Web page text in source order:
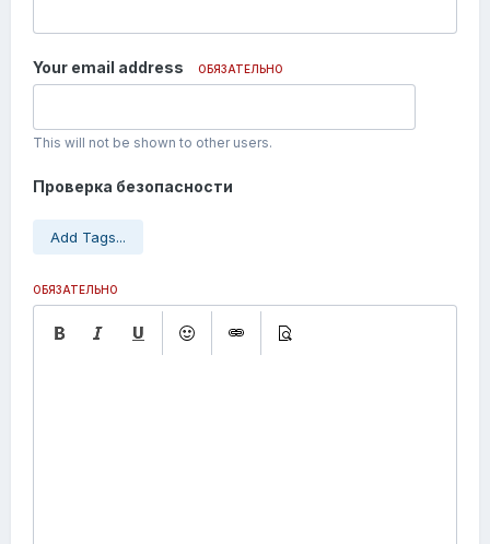
Your email address ОБЯЗАТЕЛЬНО
This will not be shown to other users.
Проверка безопасности
Add Tags...
ОБЯЗАТЕЛЬНО